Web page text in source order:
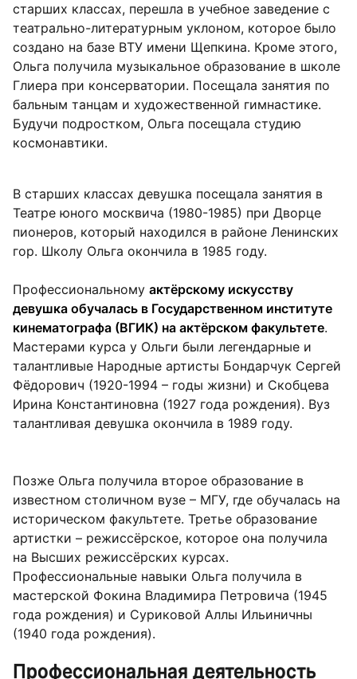
старших классах, перешла в учебное заведение с
театрально-литературным уклоном, которое было
создано на базе ВТУ имени Щепкина. Кроме этого,
Ольга получила музыкальное образование в школе
Глиера при консерватории. Посещала занятия по
бальным танцам и художественной гимнастике.
Будучи подростком, Ольга посещала студию
космонавтики.
В старших классах девушка посещала занятия в
Театре юного москвича (1980-1985) при Дворце
пионеров, который находился в районе Ленинских
гор. Школу Ольга окончила в 1985 году.
Профессиональному актёрскому искусству
девушка обучалась в Государственном институте
кинематографа (ВГИК) на актёрском факультете.
Мастерами курса у Ольги были легендарные и
талантливые Народные артисты Бондарчук Сергей
Фёдорович (1920-1994 – годы жизни) и Скобцева
Ирина Константиновна (1927 года рождения). Вуз
талантливая девушка окончила в 1989 году.
Позже Ольга получила второе образование в
известном столичном вузе – МГУ, где обучалась на
историческом факультете. Третье образование
артистки – режиссёрское, которое она получила
на Высших режиссёрских курсах.
Профессиональные навыки Ольга получила в
мастерской Фокина Владимира Петровича (1945
года рождения) и Суриковой Аллы Ильиничны
(1940 года рождения).
Профессиональная деятельность